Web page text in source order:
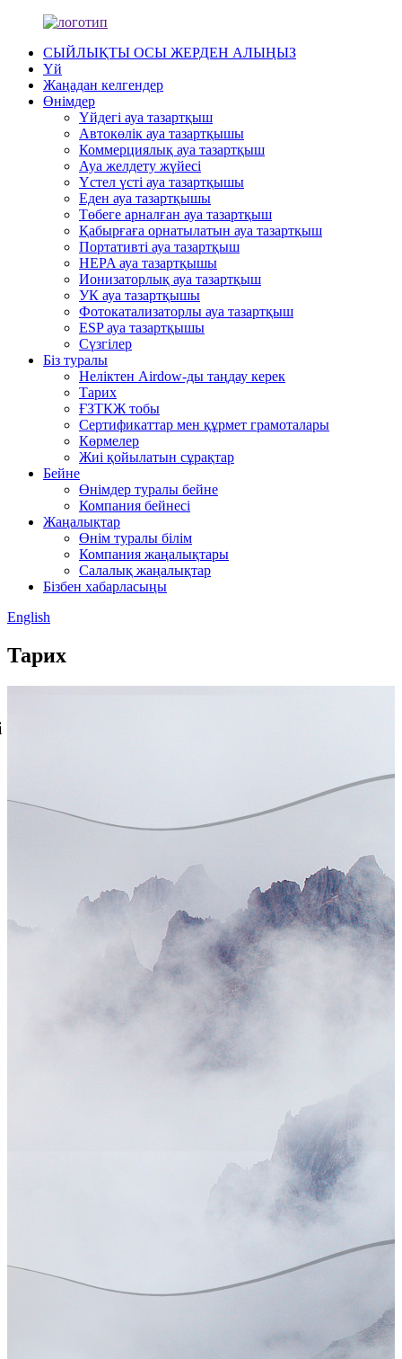
СЫЙЛЫҚТЫ ОСЫ ЖЕРДЕН АЛЫҢЫЗ
Үй
Жаңадан келгендер
Өнімдер
Үйдегі ауа тазартқыш
Автокөлік ауа тазартқышы
Коммерциялық ауа тазартқыш
Ауа желдету жүйесі
Үстел үсті ауа тазартқышы
Еден ауа тазартқышы
Төбеге арналған ауа тазартқыш
Қабырғаға орнатылатын ауа тазартқыш
Портативті ауа тазартқыш
HEPA ауа тазартқышы
Ионизаторлық ауа тазартқыш
УК ауа тазартқышы
Фотокатализаторлы ауа тазартқыш
ESP ауа тазартқышы
Сүзгілер
Біз туралы
Неліктен Airdow-ды таңдау керек
Тарих
ҒЗТКЖ тобы
Сертификаттар мен құрмет грамоталары
Көрмелер
Жиі қойылатын сұрақтар
Бейне
Өнімдер туралы бейне
Компания бейнесі
Жаңалықтар
Өнім туралы білім
Компания жаңалықтары
Салалық жаңалықтар
Бізбен хабарласыңы
English
Тарих